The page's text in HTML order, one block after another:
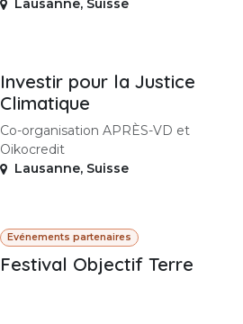
Lausanne, Suisse
Investir pour la Justice
Climatique
Co-organisation APRÈS-VD et
Oikocredit
Lausanne, Suisse
Evénements partenaires
Festival Objectif Terre